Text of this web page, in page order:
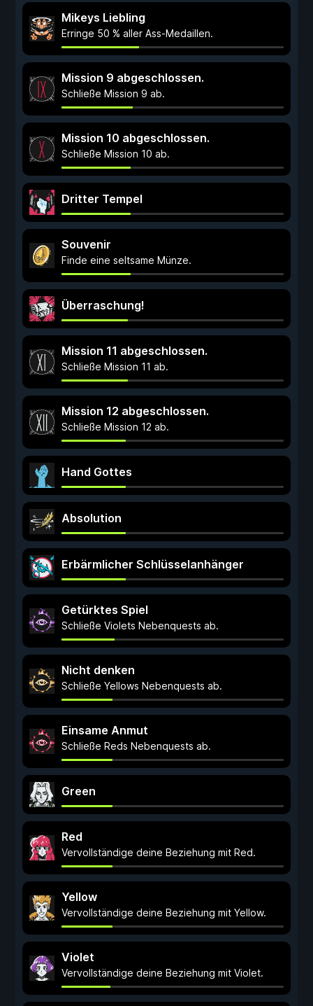
Mikeys Liebling
Erringe 50 % aller Ass-Medaillen.
Mission 9 abgeschlossen.
Schließe Mission 9 ab.
Mission 10 abgeschlossen.
Schließe Mission 10 ab.
Dritter Tempel
Souvenir
Finde eine seltsame Münze.
Überraschung!
Mission 11 abgeschlossen.
Schließe Mission 11 ab.
Mission 12 abgeschlossen.
Schließe Mission 12 ab.
Hand Gottes
Absolution
Erbärmlicher Schlüsselanhänger
Getürktes Spiel
Schließe Violets Nebenquests ab.
Nicht denken
Schließe Yellows Nebenquests ab.
Einsame Anmut
Schließe Reds Nebenquests ab.
Green
Red
Vervollständige deine Beziehung mit Red.
Yellow
Vervollständige deine Beziehung mit Yellow.
Violet
Vervollständige deine Beziehung mit Violet.